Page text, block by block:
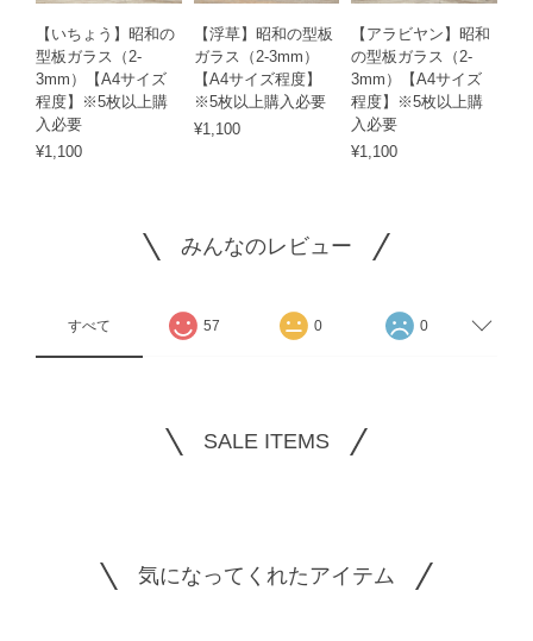
【いちょう】昭和の
型板ガラス（2-
3mm）【A4サイズ
程度】※5枚以上購
入必要
¥1,100
【浮草】昭和の型板
ガラス（2-3mm）
【A4サイズ程度】
※5枚以上購入必要
¥1,100
【アラビヤン】昭和
の型板ガラス（2-
3mm）【A4サイズ
程度】※5枚以上購
入必要
¥1,100
みんなのレビュー
すべて 57 0 0
SALE ITEMS
気になってくれたアイテム